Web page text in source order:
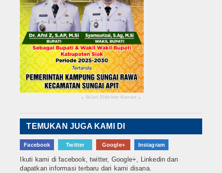
▴ Iklan Sidebar Kanan ▴
TEMUKAN JUGA KAMI DI
Facebook Twitter Google+ Instagram
Ikuti kami di facebook, twitter, Google+, Linkedin dan
dapatkan informasi terbaru dari kami disana.